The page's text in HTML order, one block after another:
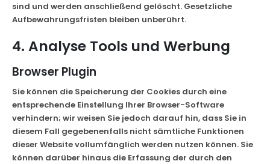
sind und werden anschließend gelöscht. Gesetzliche
Aufbewahrungsfristen bleiben unberührt.
4. Analyse Tools und Werbung
Browser Plugin
Sie können die Speicherung der Cookies durch eine
entsprechende Einstellung Ihrer Browser-Software
verhindern; wir weisen Sie jedoch darauf hin, dass Sie in
diesem Fall gegebenenfalls nicht sämtliche Funktionen
dieser Website vollumfänglich werden nutzen können. Sie
können darüber hinaus die Erfassung der durch den